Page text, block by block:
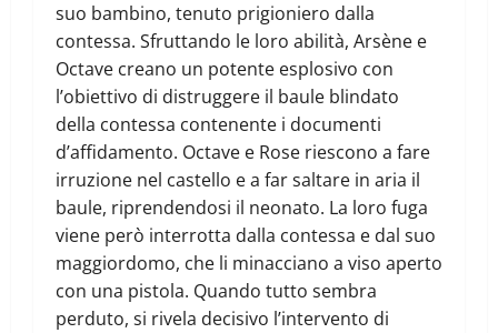
suo bambino, tenuto prigioniero dalla
contessa. Sfruttando le loro abilità, Arsène e
Octave creano un potente esplosivo con
l’obiettivo di distruggere il baule blindato
della contessa contenente i documenti
d’affidamento. Octave e Rose riescono a fare
irruzione nel castello e a far saltare in aria il
baule, riprendendosi il neonato. La loro fuga
viene però interrotta dalla contessa e dal suo
maggiordomo, che li minacciano a viso aperto
con una pistola. Quando tutto sembra
perduto, si rivela decisivo l’intervento di